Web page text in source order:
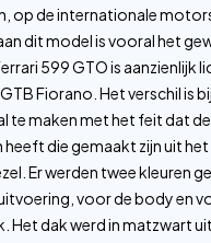
op de internationale
dit model is vooral het
599 GTO is aanzienlijk
Fiorano. Het verschil is
te maken met het feit dat
die gemaakt zijn uit
Er werden twee kleuren
voor de body en
Het dak werd in matzwart